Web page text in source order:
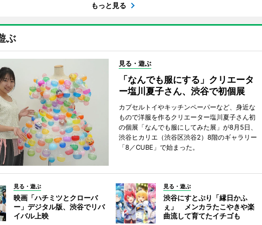
もっと見る
ぶ
見る・遊ぶ
「なんでも服にする」クリエータ
ー塩川夏子さん、渋谷で初個展
カプセルトイやキッチンペーパーなど、身近な
もので洋服を作るクリエーター塩川夏子さん初
の個展「なんでも服にしてみた展」が8月5日、
渋谷ヒカリエ（渋谷区渋谷2）8階のギャラリー
「8／CUBE」で始まった。
見る・遊ぶ
映画「ハチミツとクローバ
ー」デジタル版、渋谷でリバ
イバル上映
見る・遊ぶ
渋谷にすとぷり「縁日かふ
ぇ」 メンカラたこやきや楽
曲流して育てたイチゴも